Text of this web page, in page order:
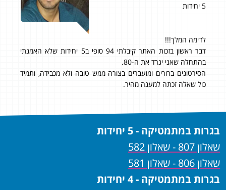
5 יחידות
לדימה המלך!!!
דבר ראשון בזכות האתר קיבלתי 94 סופי ב5 יחידות שלא האמנתי
בהתחלה שאני יגרד את ה-80.
הסירטונים ברורים ומועברים בצורה ממש טובה ולא מכבידה, ותמיד
כול שאלה זכתה למענה מהיר.
בגרות במתמטיקה - 5 יחידות
שאלון 807 - שאלון 582
שאלון 806 - שאלון 581
בגרות במתמטיקה - 4 יחידות